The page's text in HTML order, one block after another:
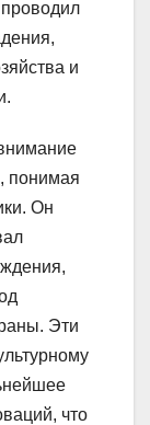
и
понимая
Он
Эти
что